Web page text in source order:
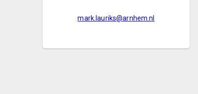
mark.lauriks@arnhem.nl